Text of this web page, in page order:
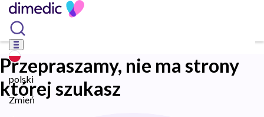
polski
Zmień
Przepraszamy, nie ma strony
której szukasz